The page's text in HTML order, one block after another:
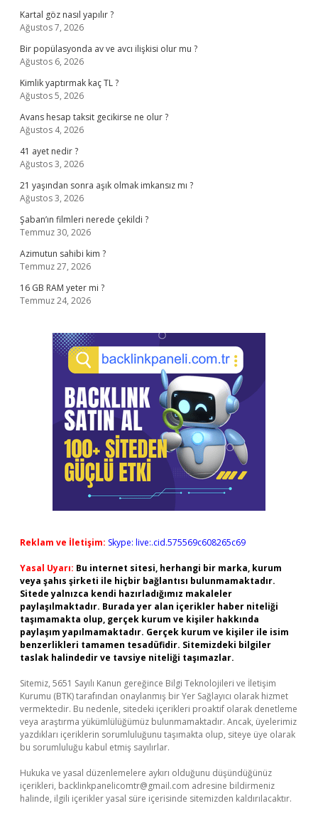
Kartal göz nasıl yapılır ?
Ağustos 7, 2026
Bir popülasyonda av ve avcı ilişkisi olur mu ?
Ağustos 6, 2026
Kimlik yaptırmak kaç TL ?
Ağustos 5, 2026
Avans hesap taksit gecikirse ne olur ?
Ağustos 4, 2026
41 ayet nedir ?
Ağustos 3, 2026
21 yaşından sonra aşık olmak imkansız mı ?
Ağustos 3, 2026
Şaban’ın filmleri nerede çekildi ?
Temmuz 30, 2026
Azimutun sahibi kim ?
Temmuz 27, 2026
16 GB RAM yeter mi ?
Temmuz 24, 2026
Reklam ve İletişim: Skype: live:.cid.575569c608265c69
Yasal Uyarı: Bu internet sitesi, herhangi bir marka, kurum
veya şahıs şirketi ile hiçbir bağlantısı bulunmamaktadır.
Sitede yalnızca kendi hazırladığımız makaleler
paylaşılmaktadır. Burada yer alan içerikler haber niteliği
taşımamakta olup, gerçek kurum ve kişiler hakkında
paylaşım yapılmamaktadır. Gerçek kurum ve kişiler ile isim
benzerlikleri tamamen tesadüfidir. Sitemizdeki bilgiler
taslak halindedir ve tavsiye niteliği taşımazlar.
Sitemiz, 5651 Sayılı Kanun gereğince Bilgi Teknolojileri ve İletişim
Kurumu (BTK) tarafından onaylanmış bir Yer Sağlayıcı olarak hizmet
vermektedir. Bu nedenle, sitedeki içerikleri proaktif olarak denetleme
veya araştırma yükümlülüğümüz bulunmamaktadır. Ancak, üyelerimiz
yazdıkları içeriklerin sorumluluğunu taşımakta olup, siteye üye olarak
bu sorumluluğu kabul etmiş sayılırlar.
Hukuka ve yasal düzenlemelere aykırı olduğunu düşündüğünüz
içerikleri, backlinkpanelicomtr@gmail.com adresine bildirmeniz
halinde, ilgili içerikler yasal süre içerisinde sitemizden kaldırılacaktır.